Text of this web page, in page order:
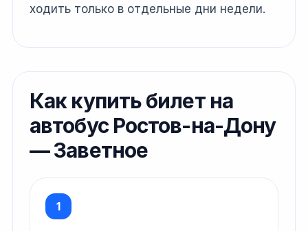
ходить только в отдельные дни недели.
Как купить билет на
автобус Ростов-на-Дону
— Заветное
1